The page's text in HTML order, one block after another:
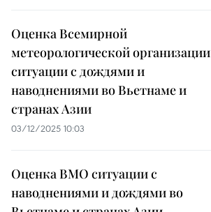
Оценка Всемирной
метеорологической организации
ситуации с дождями и
наводнениями во Вьетнаме и
странах Азии
03/12/2025 10:03
Оценка ВМО ситуации с
наводнениями и дождями во